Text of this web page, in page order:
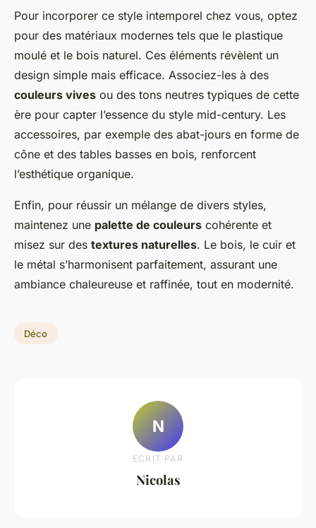
Pour incorporer ce style intemporel chez vous, optez
pour des matériaux modernes tels que le plastique
moulé et le bois naturel. Ces éléments révèlent un
design simple mais efficace. Associez-les à des
couleurs vives ou des tons neutres typiques de cette
ère pour capter l’essence du style mid-century. Les
accessoires, par exemple des abat-jours en forme de
cône et des tables basses en bois, renforcent
l’esthétique organique.
Enfin, pour réussir un mélange de divers styles,
maintenez une palette de couleurs cohérente et
misez sur des textures naturelles. Le bois, le cuir et
le métal s’harmonisent parfaitement, assurant une
ambiance chaleureuse et raffinée, tout en modernité.
Déco
N
ECRIT PAR
Nicolas